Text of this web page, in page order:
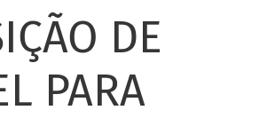
DE
PARA